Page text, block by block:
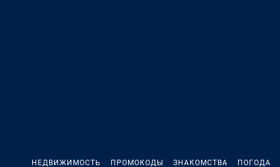
НЕДВИЖИМОСТЬ ПРОМОКОДЫ ЗНАКОМСТВА ПОГОДА